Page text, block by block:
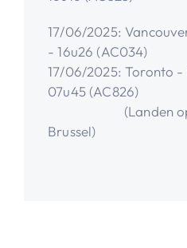
17/06/2025:
- 16u26 (AC034)
17/06/2025: Toronto -
07u45 (AC826)
(Landen op
Brussel)